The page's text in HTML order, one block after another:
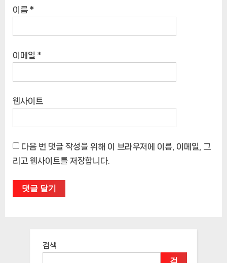
이름 *
이메일 *
웹사이트
다음 번 댓글 작성을 위해 이 브라우저에 이름, 이메일, 그
리고 웹사이트를 저장합니다.
검색